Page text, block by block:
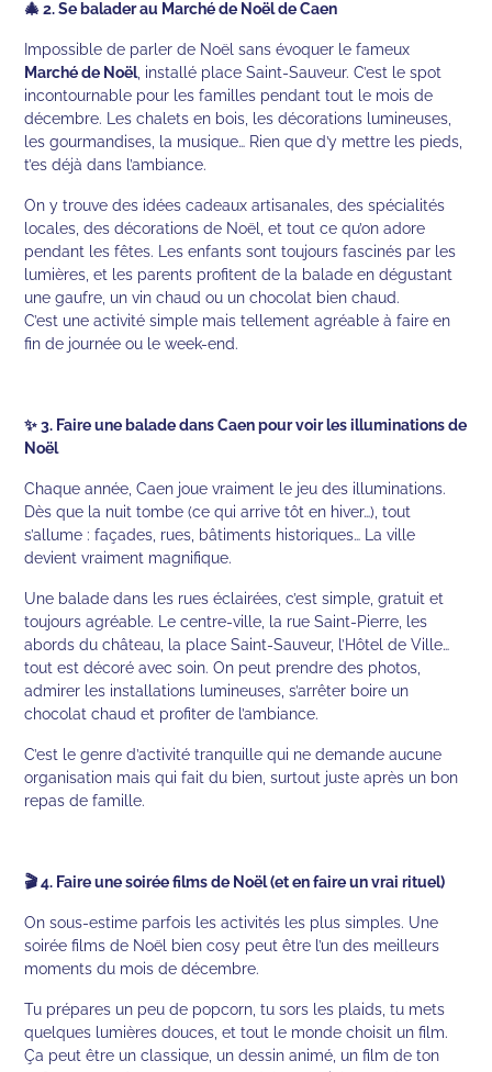
🎄 2. Se balader au Marché de Noël de Caen
Impossible de parler de Noël sans évoquer le fameux
Marché de Noël, installé place Saint-Sauveur. C’est le spot
incontournable pour les familles pendant tout le mois de
décembre. Les chalets en bois, les décorations lumineuses,
les gourmandises, la musique… Rien que d’y mettre les pieds,
t’es déjà dans l’ambiance.
On y trouve des idées cadeaux artisanales, des spécialités
locales, des décorations de Noël, et tout ce qu’on adore
pendant les fêtes. Les enfants sont toujours fascinés par les
lumières, et les parents profitent de la balade en dégustant
une gaufre, un vin chaud ou un chocolat bien chaud.
C’est une activité simple mais tellement agréable à faire en
fin de journée ou le week-end.
✨ 3. Faire une balade dans Caen pour voir les illuminations de
Noël
Chaque année, Caen joue vraiment le jeu des illuminations.
Dès que la nuit tombe (ce qui arrive tôt en hiver…), tout
s’allume : façades, rues, bâtiments historiques… La ville
devient vraiment magnifique.
Une balade dans les rues éclairées, c’est simple, gratuit et
toujours agréable. Le centre-ville, la rue Saint-Pierre, les
abords du château, la place Saint-Sauveur, l’Hôtel de Ville…
tout est décoré avec soin. On peut prendre des photos,
admirer les installations lumineuses, s’arrêter boire un
chocolat chaud et profiter de l’ambiance.
C’est le genre d’activité tranquille qui ne demande aucune
organisation mais qui fait du bien, surtout juste après un bon
repas de famille.
🎬 4. Faire une soirée films de Noël (et en faire un vrai rituel)
On sous-estime parfois les activités les plus simples. Une
soirée films de Noël bien cosy peut être l’un des meilleurs
moments du mois de décembre.
Tu prépares un peu de popcorn, tu sors les plaids, tu mets
quelques lumières douces, et tout le monde choisit un film.
Ça peut être un classique, un dessin animé, un film de ton